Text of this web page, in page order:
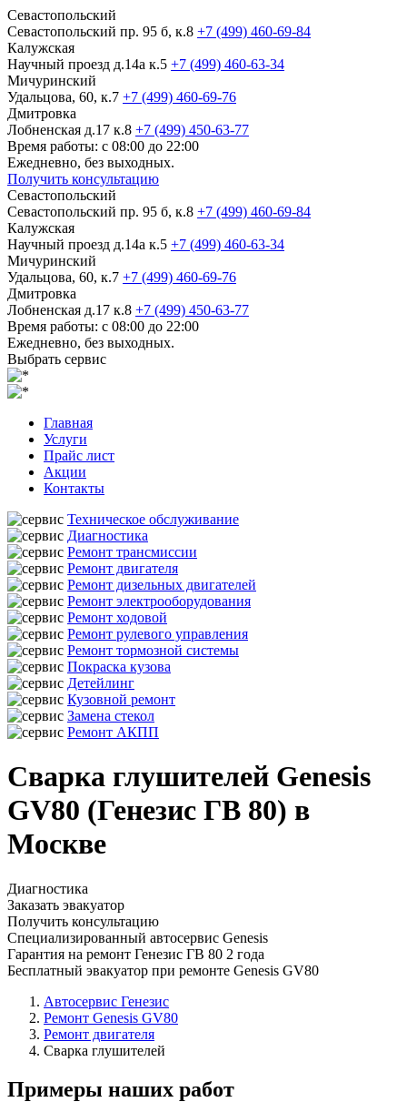
Севастопольский
Севастопольский пр. 95 б, к.8 +7 (499) 460-69-84
Калужская
Научный проезд д.14а к.5 +7 (499) 460-63-34
Мичуринский
Удальцова, 60, к.7 +7 (499) 460-69-76
Дмитровка
Лобненская д.17 к.8 +7 (499) 450-63-77
Время работы: с 08:00 до 22:00
Ежедневно, без выходных.
Получить консультацию
Севастопольский
Севастопольский пр. 95 б, к.8 +7 (499) 460-69-84
Калужская
Научный проезд д.14а к.5 +7 (499) 460-63-34
Мичуринский
Удальцова, 60, к.7 +7 (499) 460-69-76
Дмитровка
Лобненская д.17 к.8 +7 (499) 450-63-77
Время работы: с 08:00 до 22:00
Ежедневно, без выходных.
Выбрать сервис
Главная
Услуги
Прайс лист
Акции
Контакты
Техническое обслуживание
Диагностика
Ремонт трансмиссии
Ремонт двигателя
Ремонт дизельных двигателей
Ремонт электрооборудования
Ремонт ходовой
Ремонт рулевого управления
Ремонт тормозной системы
Покраска кузова
Детейлинг
Кузовной ремонт
Замена стекол
Ремонт АКПП
Сварка глушителей Genesis
GV80 (Генезис ГВ 80) в
Москве
Диагностика
Заказать эвакуатор
Получить консультацию
Специализированный автосервис Genesis
Гарантия на ремонт Генезис ГВ 80 2 года
Бесплатный эвакуатор при ремонте Genesis GV80
Автосервис Генезис
Ремонт Genesis GV80
Ремонт двигателя
Сварка глушителей
Примеры наших работ